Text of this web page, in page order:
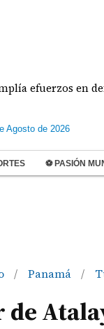
en defensa
Agosto de 2026
⚽ PASIÓN
/ Panamá /
de